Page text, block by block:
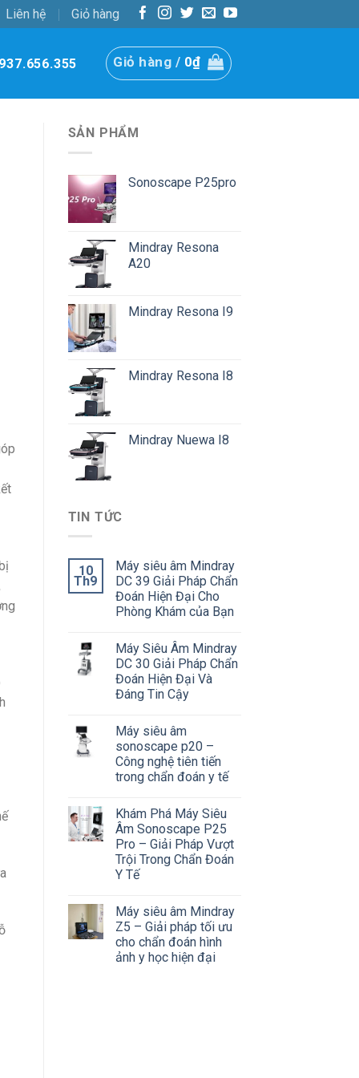
Liên hệ Giỏ hàng
Giỏ hàng / 0₫
SẢN PHẨM
Sonoscape P25pro
Mindray Resona
A20
Mindray Resona I9
Mindray Resona I8
Mindray Nuewa I8
TIN TỨC
10
Th9
Máy siêu âm Mindray
DC 39 Giải Pháp Chẩn
Đoán Hiện Đại Cho
Phòng Khám của Bạn
Máy Siêu Âm Mindray
DC 30 Giải Pháp Chẩn
Đoán Hiện Đại Và
Đáng Tin Cậy
Máy siêu âm
sonoscape p20 –
Công nghệ tiên tiến
trong chẩn đoán y tế
Khám Phá Máy Siêu
Âm Sonoscape P25
Pro – Giải Pháp Vượt
Trội Trong Chẩn Đoán
Y Tế
Máy siêu âm Mindray
Z5 – Giải pháp tối ưu
cho chẩn đoán hình
ảnh y học hiện đại